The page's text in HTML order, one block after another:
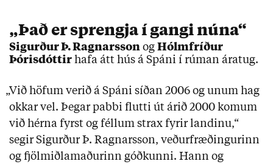
„Það er sprengja í gangi núna“
Sigurður Þ. Ragnarsson og Hólmfríður
Þórisdóttir hafa átt hús á Spáni í rúman áratug.
„Við höfum verið á Spáni síðan 2006 og unum hag
okkar vel. Þegar pabbi flutti út árið 2000 komum
við hérna fyrst og féllum strax fyrir landinu,“
segir Sigurður Þ. Ragnarsson, veðurfræðingurinn
og fjölmiðlamaðurinn góðkunni. Hann og